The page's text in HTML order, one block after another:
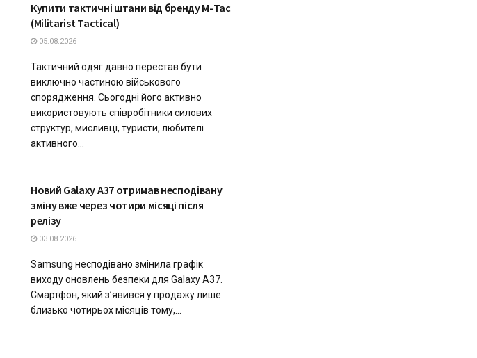
Купити тактичні штани від бренду М-Тас
(Militarist Tactical)
05.08.2026
Тактичний одяг давно перестав бути
виключно частиною військового
спорядження. Сьогодні його активно
використовують співробітники силових
структур, мисливці, туристи, любителі
активного...
ТЕХНОЛОГІЇ
Новий Galaxy A37 отримав несподівану
зміну вже через чотири місяці після
релізу
03.08.2026
Samsung несподівано змінила графік
виходу оновлень безпеки для Galaxy A37.
Смартфон, який з’явився у продажу лише
близько чотирьох місяців тому,...